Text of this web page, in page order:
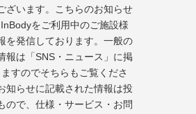
ざいます。こちらのお知らせ
をご利用中のご施設様
を発信しております。一般の
報は「SNS・ニュース」に掲
すのでそちらもご覧くださ
知らせに記載された情報は投
ので、仕様・サービス・お問